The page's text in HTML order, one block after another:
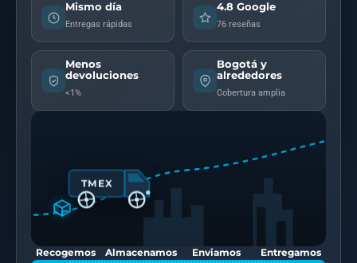
Mismo día
Entregas rápidas
4.8 Google
76 reseñas
Menos
devoluciones
<1%
Bogotá y
alrededores
Cobertura amplia
TMEX
Recogemos Almacenamos Enviamos Entregamos